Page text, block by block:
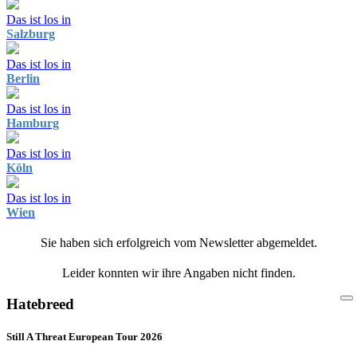
Das ist los in
Salzburg
Das ist los in
Berlin
Das ist los in
Hamburg
Das ist los in
Köln
Das ist los in
Wien
Sie haben sich erfolgreich vom Newsletter abgemeldet.
Leider konnten wir ihre Angaben nicht finden.
Hatebreed
Still A Threat European Tour 2026